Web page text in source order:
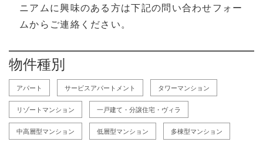
ニアムに興味のある方は下記の問い合わせフォー
ムからご連絡ください。
物件種別
アパート サービスアパートメント タワーマンション
リゾートマンション 一戸建て・分譲住宅・ヴィラ
中高層型マンション 低層型マンション 多棟型マンション